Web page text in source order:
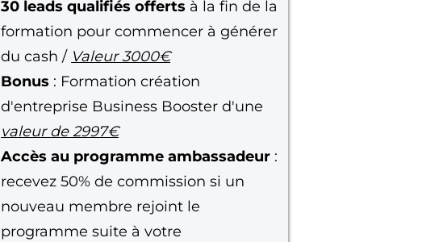
30 leads qualifiés offerts à la fin de la
formation pour commencer à générer
du cash / Valeur 3000€
Bonus : Formation création
d'entreprise Business Booster d'une
valeur de 2997€
Accès au programme ambassadeur :
recevez 50% de commission si un
nouveau membre rejoint le
programme suite à votre